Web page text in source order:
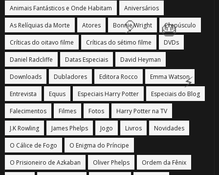
Animais Fantásticos e Onde Habitam Aniversários
As Relíquias da Morte Atores Bonnie Wright Crepúsculo
Críticas do oitavo filme Críticas do sétimo filme DVDs
Daniel Radcliffe Datas Especiais David Heyman
Downloads Dubladores Editora Rocco Emma Watson
Entrevista Equus Especiais Harry Potter Especiais do Blog
Falecimentos Filmes Fotos Harry Potter na TV
J.K Rowling James Phelps Jogo Livros Novidades
O Cálice de Fogo O Enigma do Príncipe
O Prisioneiro de Azkaban Oliver Phelps Ordem da Fênix
1️⃣
8️⃣